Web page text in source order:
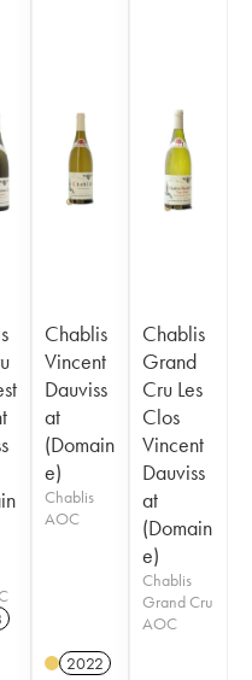
Chablis
Vincent
Dauviss
at
(Domain
e)
Chablis
AOC
2022
Chablis
Grand
Cru Les
Clos
Vincent
Dauviss
at
(Domain
e)
Chablis
Grand Cru
AOC